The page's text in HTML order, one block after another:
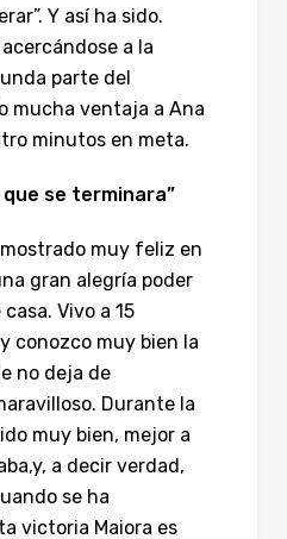
Y así ha sido.
a la
parte del
mucha ventaja a Ana
minutos en meta.
que se terminara”
muy feliz en
gran alegría poder
Vivo a 15
conozco muy bien la
no deja de
Durante la
muy bien, mejor a
a decir verdad,
se ha
victoria Maiora es